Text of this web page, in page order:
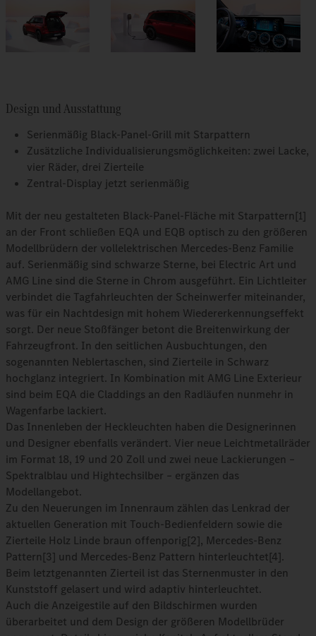
Design und Ausstattung
Serienmäßig Black-Panel-Grill mit Starpattern
Zusätzliche Individualisierungsmöglichkeiten: zwei Lacke,
vier Räder, drei Zierteile
Zentral-Display jetzt serienmäßig
Mit der neu gestalteten Black-Panel-Fläche mit Starpattern[1]
an der Front schließen EQA und EQB optisch zu den größeren
Modellbrüdern der vollelektrischen Mercedes-Benz Familie
auf. Serienmäßig sind schwarze Sterne, bei Electric Art und
AMG Line sind die Sterne in Chrom ausgeführt. Ein Lichtleiter
verbindet die Tagfahrleuchten der Scheinwerfer miteinander,
was für ein Nachtdesign mit hohem Wiedererkennungseffekt
sorgt. Der neue Stoßfänger betont die Breitenwirkung der
Fahrzeugfront. In den seitlichen Ausbuchtungen, den
sogenannten Neblertaschen, sind Zierteile in Schwarz
hochglanz integriert. In Kombination mit AMG Line Exterieur
sind beim EQA die Claddings an den Radläufen nunmehr in
Wagenfarbe lackiert.
Das Innenleben der Heckleuchten haben die Designerinnen
und Designer ebenfalls verändert. Vier neue Leichtmetallräder
im Format 18, 19 und 20 Zoll und zwei neue Lackierungen –
Spektralblau und Hightechsilber – ergänzen das
Modellangebot.
Zu den Neuerungen im Innenraum zählen das Lenkrad der
aktuellen Generation mit Touch-Bedienfeldern sowie die
Zierteile Holz Linde braun offenporig[2], Mercedes-Benz
Pattern[3] und Mercedes-Benz Pattern hinterleuchtet[4].
Beim letztgenannten Zierteil ist das Sternenmuster in den
Kunststoff gelasert und wird adaptiv hinterleuchtet.
Auch die Anzeigestile auf den Bildschirmen wurden
überarbeitet und dem Design der größeren Modellbrüder